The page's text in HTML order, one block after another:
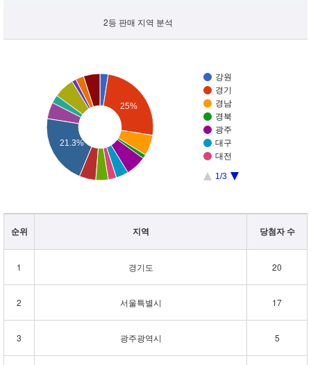
2등 판매 지역 분석
강원
경기
경남
경북
광주
대구
대전
1/3
25%
21.3%
순위 지역 당첨자 수
1 경기도 20
2 서울특별시 17
3 광주광역시 5